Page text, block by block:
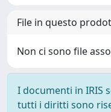
File in questo
Non ci sono file
I documenti in IRIS
tutti i diritti sono